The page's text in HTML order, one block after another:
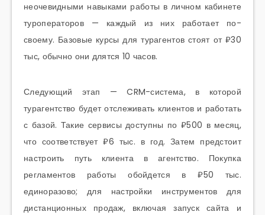
неочевидными навыками работы в личном кабинете
туроператоров — каждый из них работает по-
своему. Базовые курсы для турагентов стоят от ₽30
тыс, обычно они длятся 10 часов.
Следующий этап — CRM-система, в которой
турагентство будет отслеживать клиентов и работать
с базой. Такие сервисы доступны по ₽500 в месяц,
что соответствует ₽6 тыс. в год. Затем предстоит
настроить путь клиента в агентство. Покупка
регламентов работы обойдется в ₽50 тыс.
единоразово; для настройки инструментов для
дистанционных продаж, включая запуск сайта и